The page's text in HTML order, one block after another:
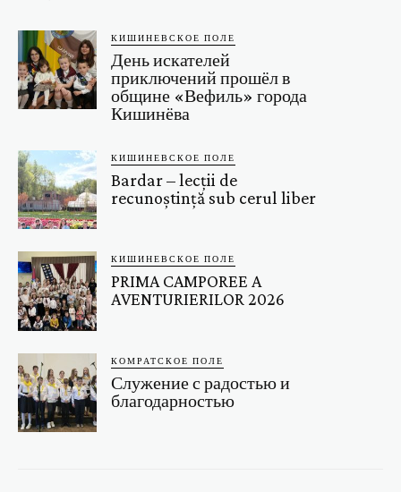
КИШИНЕВСКОЕ ПОЛЕ
День искателей
приключений прошёл в
общине «Вефиль» города
Кишинёва
КИШИНЕВСКОЕ ПОЛЕ
Bardar – lecții de
recunoștință sub cerul liber
КИШИНЕВСКОЕ ПОЛЕ
PRIMA CAMPOREE A
AVENTURIERILOR 2026
КОМРАТСКОЕ ПОЛЕ
Служение с радостью и
благодарностью